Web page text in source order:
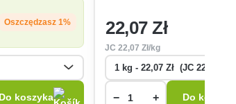
Oszczędzasz 1%
Do koszyka
22,07 Zł
JC22,07 Zł/kg
− + Do